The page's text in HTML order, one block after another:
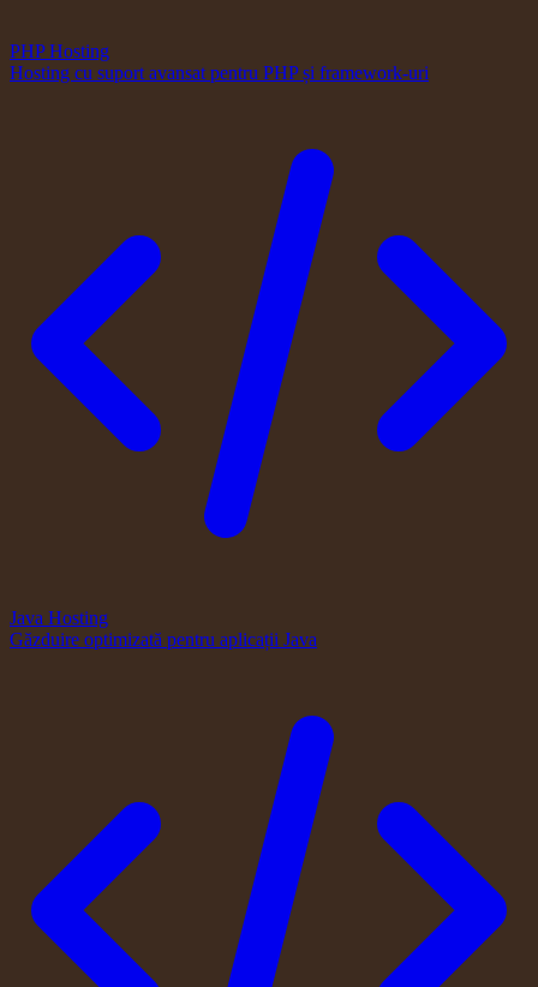
PHP Hosting
Hosting cu suport avansat pentru PHP și framework-uri
Java Hosting
Găzduire optimizată pentru aplicații Java